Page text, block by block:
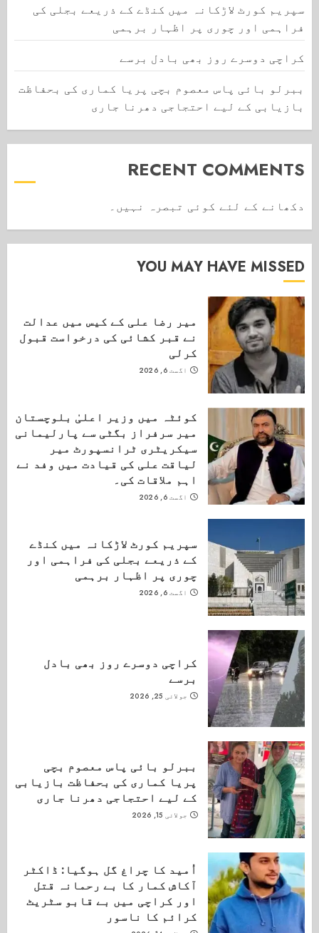
سپریم کورٹ لاڑکانہ میں کنڈے کے ذریعے بجلی کی
فراہمی اور چوری پر اظہار برہمی
کراچی دوسرے روز بھی بادل برسے
ببرلو بائی پاس معصوم بچی پریا کماری کی بحفاظت
بازیابی کے لیے احتجاجی دھرنا جاری
RECENT COMMENTS
دکھانے کے لئے کوئی تبصرہ نہیں۔
YOU MAY HAVE MISSED
میر رضا علی کے کیس میں عدالت
نے قبر کشائی کی درخواست قبول
کرلی
اگست 6, 2026
کوئٹہ میں وزیر اعلیٰ بلوچستان
میر سرفراز بگٹی سے پارلیمانی
سیکریٹری ٹرانسپورٹ میر
لیاقت علی کی قیادت میں وفد نے
اہم ملاقات کی۔
اگست 6, 2026
سپریم کورٹ لاڑکانہ میں کنڈے
کے ذریعے بجلی کی فراہمی اور
چوری پر اظہار برہمی
اگست 6, 2026
کراچی دوسرے روز بھی بادل
برسے
جولائی 25, 2026
ببرلو بائی پاس معصوم بچی
پریا کماری کی بحفاظت بازیابی
کے لیے احتجاجی دھرنا جاری
جولائی 15, 2026
اُمید کا چراغ گل ہوگیا: ڈاکٹر
آکاش کمار کا بے رحمانہ قتل
اور کراچی میں بے قابو سٹریٹ
کرائم کا ناسور